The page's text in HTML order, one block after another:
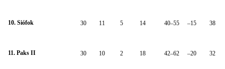
10. Siófok 30 11 5 14 40–55 –15 38
11. Paks II 30 10 2 18 42–62 –20 32